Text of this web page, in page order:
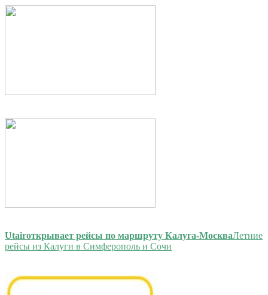
Utairоткрывает рейсы по маршруту Калуга-МоскваЛетние
рейсы из Калуги в Симферополь и Сочи